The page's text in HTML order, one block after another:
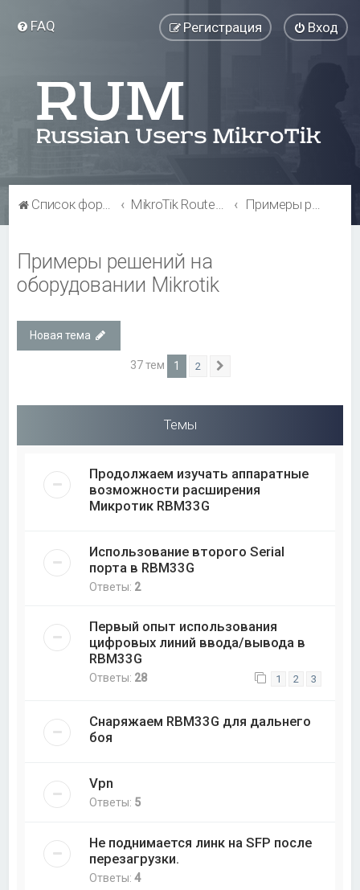
FAQ Вход
Регистрация
Список форумов MikroTik RouterBOARD Примеры решений на оборудовании Mikrotik
Примеры решений на
оборудовании Mikrotik
Новая тема
37 тем 1 2
Темы
Продолжаем изучать аппаратные
возможности расширения
Микротик RBM33G
Использование второго Serial
порта в RBM33G
Ответы: 2
Первый опыт использования
цифровых линий ввода/вывода в
RBM33G
Ответы: 28 1 2 3
Снаряжаем RBM33G для дальнего
боя
Vpn
Ответы: 5
Не поднимается линк на SFP после
перезагрузки.
Ответы:4